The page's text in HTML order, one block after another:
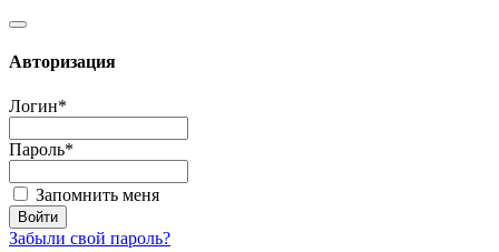
Авторизация
Логин*
Пароль*
Запомнить меня
Забыли свой пароль?